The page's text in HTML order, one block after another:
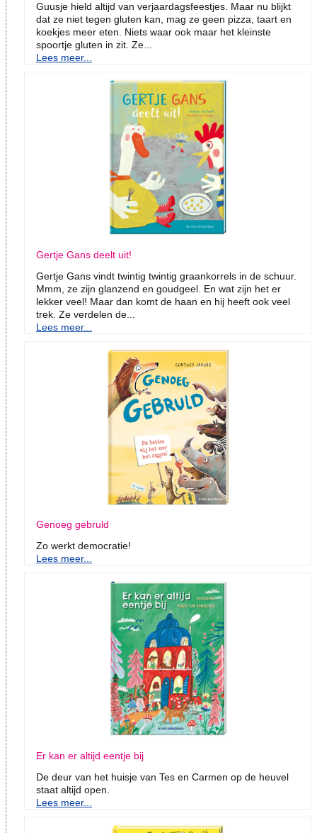
Guusje hield altijd van verjaardagsfeestjes. Maar nu blijkt
dat ze niet tegen gluten kan, mag ze geen pizza, taart en
koekjes meer eten. Niets waar ook maar het kleinste
spoortje gluten in zit. Ze...
Lees meer...
Gertje Gans deelt uit!
Gertje Gans vindt twintig twintig graankorrels in de schuur.
Mmm, ze zijn glanzend en goudgeel. En wat zijn het er
lekker veel! Maar dan komt de haan en hij heeft ook veel
trek. Ze verdelen de...
Lees meer...
Genoeg gebruld
Zo werkt democratie!
Lees meer...
Er kan er altijd eentje bij
De deur van het huisje van Tes en Carmen op de heuvel
staat altijd open.
Lees meer...